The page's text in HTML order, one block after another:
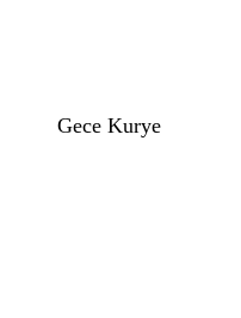
Gece Kurye